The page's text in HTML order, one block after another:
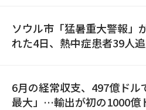
ソウル市「猛暑重大警報」
れた4日、熱中症患者39人
6月の経常収支、497億ドル
最大」…輸出が初の1000億